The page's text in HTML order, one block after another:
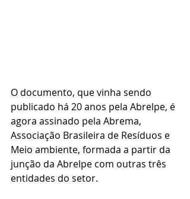
O documento, que vinha sendo
publicado há 20 anos pela Abrelpe, é
agora assinado pela Abrema,
Associação Brasileira de Resíduos e
Meio ambiente, formada a partir da
junção da Abrelpe com outras três
entidades do setor.